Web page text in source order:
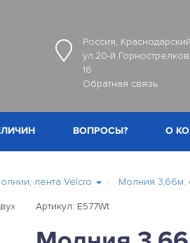
Россия,
ул.20-й
16
Обратная связь
ВОПРОСЫ? О
лента Velcro Молния 3,66м.
Артикул: E577Wt